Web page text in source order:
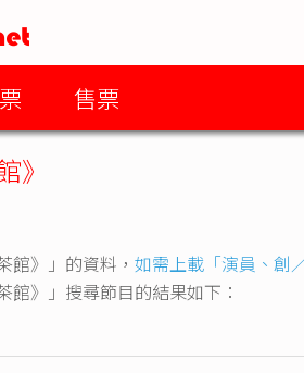
售票
》
》」的資料， 如需上載「演員、創
》」搜尋節目的結果如下：